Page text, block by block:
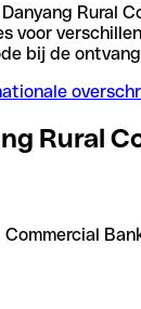
Rural
voor
bij de
Rural